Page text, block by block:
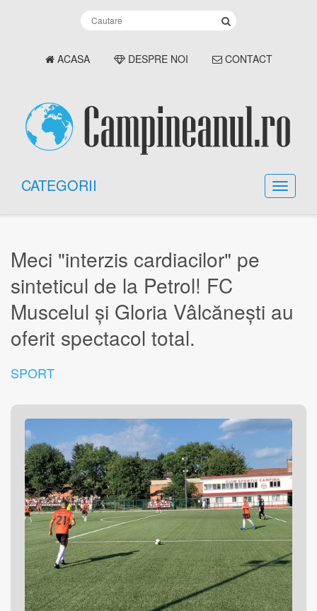
ACASA DESPRE NOI CONTACT
CATEGORII
Meci "interzis cardiacilor" pe
sinteticul de la Petrol! FC
Muscelul și Gloria Vâlcănești au
oferit spectacol total.
SPORT